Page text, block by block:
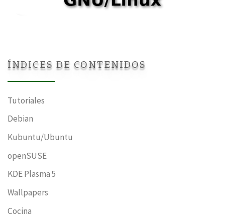
ÍNDICES DE CONTENIDOS
Tutoriales
Debian
Kubuntu/Ubuntu
openSUSE
KDE Plasma 5
Wallpapers
Cocina